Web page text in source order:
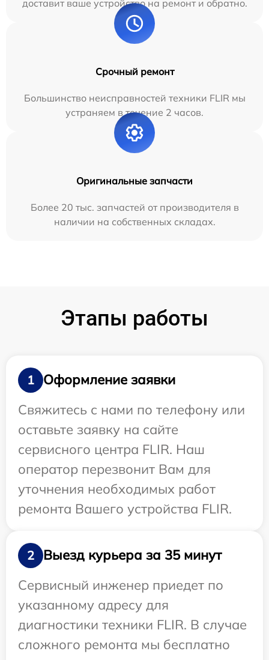
доставит ваше устройство на ремонт и обратно.
Срочный ремонт
Большинство неисправностей техники FLIR мы
устраняем в течение 2 часов.
Оригинальные запчасти
Более 20 тыс. запчастей от производителя в
наличии на собственных складах.
Этапы работы
1
Оформление заявки
Свяжитесь с нами по телефону или
оставьте заявку на сайте
сервисного центра FLIR. Наш
оператор перезвонит Вам для
уточнения необходимых работ
ремонта Вашего устройства FLIR.
2
Выезд курьера за 35 минут
Сервисный инженер приедет по
указанному адресу для
диагностики техники FLIR. В случае
сложного ремонта мы бесплатно